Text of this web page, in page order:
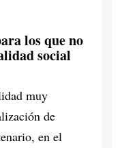
los que no
social
muy
de
en el